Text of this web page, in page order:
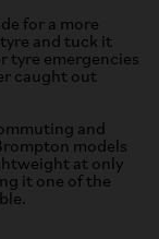
for a more
and tuck it
tyre emergencies
caught out
and
models
at only
it one of the